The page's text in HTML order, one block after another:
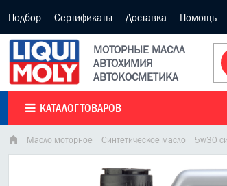
Подбор Сертификаты Доставка Помощь
МОТОРНЫЕ МАСЛА
АВТОХИМИЯ
АВТОКОСМЕТИКА
КАТАЛОГ ТОВАРОВ
Масло моторное Синтетическое масло 5w30